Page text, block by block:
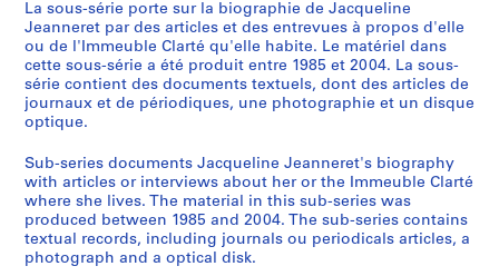
o
n
d
a
n
e
=
C
o
r
La sous-série porte sur la biographie de Jacqueline
Jeanneret par des articles et des entrevues à propos d'elle
ou de l'Immeuble Clarté qu'elle habite. Le matériel dans
cette sous-série a été produit entre 1985 et 2004. La sous-
série contient des documents textuels, dont des articles de
journaux et de périodiques, une photographie et un disque
optique.
Sub-series documents Jacqueline Jeanneret's biography
with articles or interviews about her or the Immeuble Clarté
where she lives. The material in this sub-series was
produced between 1985 and 2004. The sub-series contains
textual records, including journals ou periodicals articles, a
photograph and a optical disk.